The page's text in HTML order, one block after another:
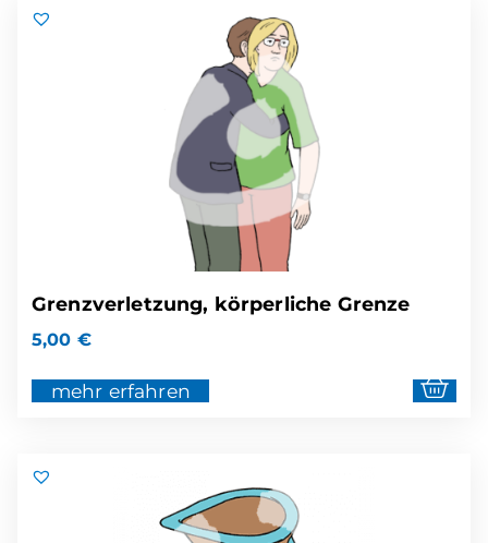
Grenzverletzung, körperliche Grenze
5,00 €
mehr erfahren